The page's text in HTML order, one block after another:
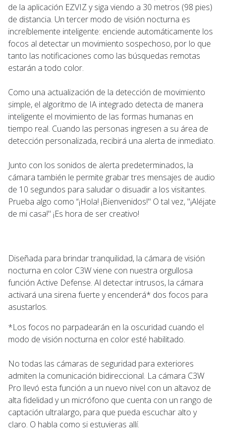
de la aplicación EZVIZ y siga viendo a 30 metros (98 pies)
de distancia. Un tercer modo de visión nocturna es
increíblemente inteligente: enciende automáticamente los
focos al detectar un movimiento sospechoso, por lo que
tanto las notificaciones como las búsquedas remotas
estarán a todo color.
Como una actualización de la detección de movimiento
simple, el algoritmo de IA integrado detecta de manera
inteligente el movimiento de las formas humanas en
tiempo real. Cuando las personas ingresen a su área de
detección personalizada, recibirá una alerta de inmediato.
Junto con los sonidos de alerta predeterminados, la
cámara también le permite grabar tres mensajes de audio
de 10 segundos para saludar o disuadir a los visitantes.
Prueba algo como “¡Hola! ¡Bienvenidos!" O tal vez, "¡Aléjate
de mi casa!" ¡Es hora de ser creativo!
Diseñada para brindar tranquilidad, la cámara de visión
nocturna en color C3W viene con nuestra orgullosa
función Active Defense. Al detectar intrusos, la cámara
activará una sirena fuerte y encenderá* dos focos para
asustarlos.
*Los focos no parpadearán en la oscuridad cuando el
modo de visión nocturna en color esté habilitado.
No todas las cámaras de seguridad para exteriores
admiten la comunicación bidireccional. La cámara C3W
Pro llevó esta función a un nuevo nivel con un altavoz de
alta fidelidad y un micrófono que cuenta con un rango de
captación ultralargo, para que pueda escuchar alto y
claro. O habla como si estuvieras allí.